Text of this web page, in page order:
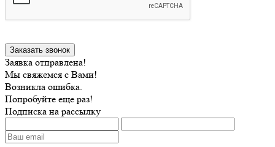
Заявка отправлена!
Мы свяжемся с Вами!
Возникла ошибка.
Попробуйте еще раз!
Подписка на рассылку